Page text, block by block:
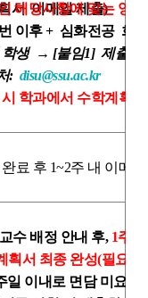
서 이메일 제출)
당사항에 맞는 양식
이후 + 심화전공 희
학생 → [붙임1] 제출
: disu@ssu.ac.kr
학과에서 수학계획
료 후 1~2주 내 이메
수 배정 안내 후, 1주
획서 최종 완성(필요
일 이내로 면담 미요청